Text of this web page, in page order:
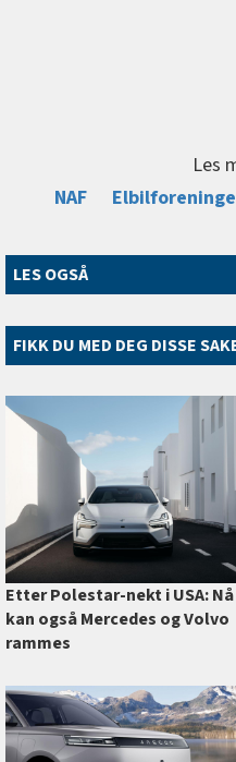
Les
NAF
LES OGSÅ
FIKK DU MED DEG DISSE
Etter Polestar-nekt i USA: Nå
kan også Mercedes og Volvo
rammes